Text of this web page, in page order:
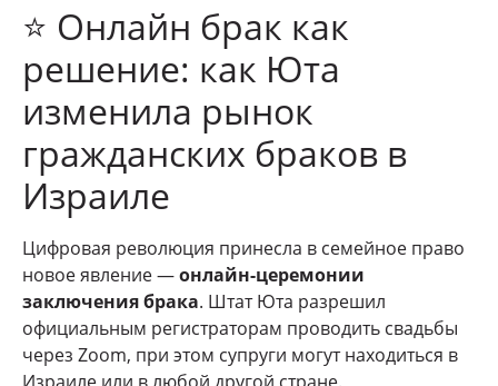
⭐ Онлайн брак как
решение: как Юта
изменила рынок
гражданских браков в
Израиле
Цифровая революция принесла в семейное право
новое явление —онлайн-церемонии
заключения брака. Штат Юта разрешил
официальным регистраторам проводить свадьбы
через Zoom, при этом супруги могут находиться в